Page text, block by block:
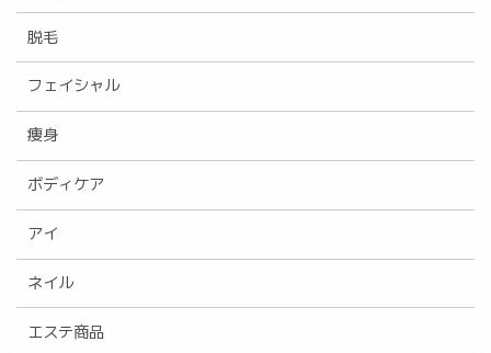
脱毛
フェイシャル
痩身
ボディケア
アイ
ネイル
エステ商品